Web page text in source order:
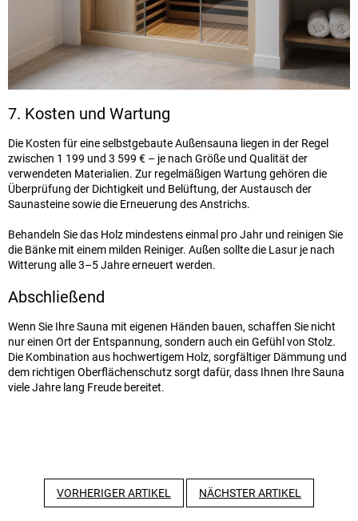
7. Kosten und Wartung
Die Kosten für eine selbstgebaute Außensauna liegen in der Regel
zwischen 1 199 und 3 599 € – je nach Größe und Qualität der
verwendeten Materialien. Zur regelmäßigen Wartung gehören die
Überprüfung der Dichtigkeit und Belüftung, der Austausch der
Saunasteine sowie die Erneuerung des Anstrichs.
Behandeln Sie das Holz mindestens einmal pro Jahr und reinigen Sie
die Bänke mit einem milden Reiniger. Außen sollte die Lasur je nach
Witterung alle 3–5 Jahre erneuert werden.
Abschließend
Wenn Sie Ihre Sauna mit eigenen Händen bauen, schaffen Sie nicht
nur einen Ort der Entspannung, sondern auch ein Gefühl von Stolz.
Die Kombination aus hochwertigem Holz, sorgfältiger Dämmung und
dem richtigen Oberflächenschutz sorgt dafür, dass Ihnen Ihre Sauna
viele Jahre lang Freude bereitet.
VORHERIGER ARTIKEL NÄCHSTER ARTIKEL